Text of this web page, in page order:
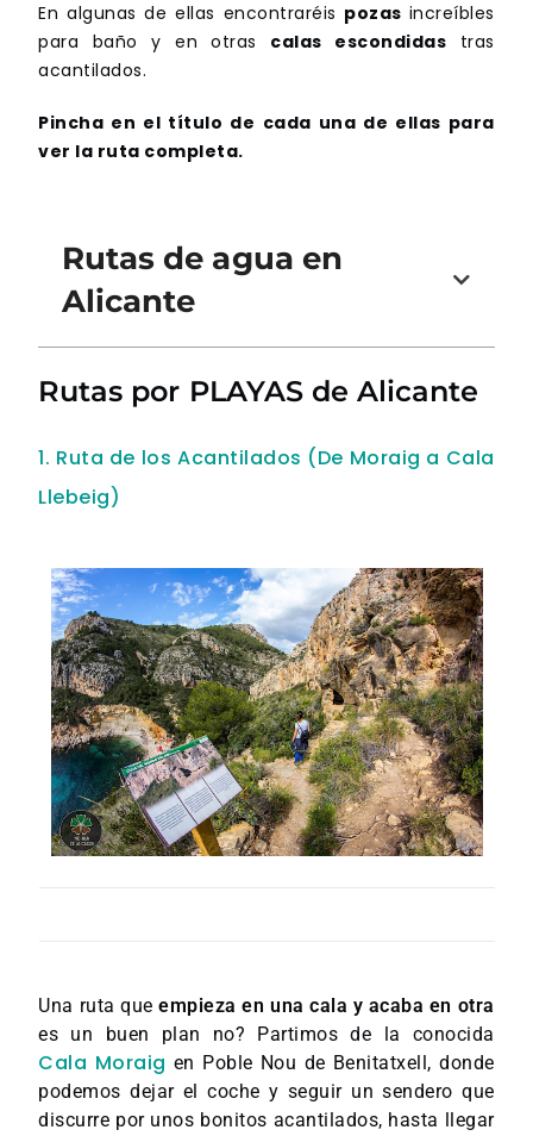
En algunas de ellas encontraréis pozas increíbles
para baño y en otras calas escondidas tras
acantilados.
Pincha en el título de cada una de ellas para
ver la ruta completa.
Rutas de agua en
Alicante
Rutas por PLAYAS de Alicante
1. Ruta de los Acantilados (De Moraig a Cala
Llebeig)
Una ruta queempieza en una cala y acaba en otra
es un buen plan no? Partimos de la conocida
Cala Moraig en Poble Nou de Benitatxell, donde
podemos dejar el coche y seguir un sendero que
discurre por unos bonitos acantilados, hasta llegar